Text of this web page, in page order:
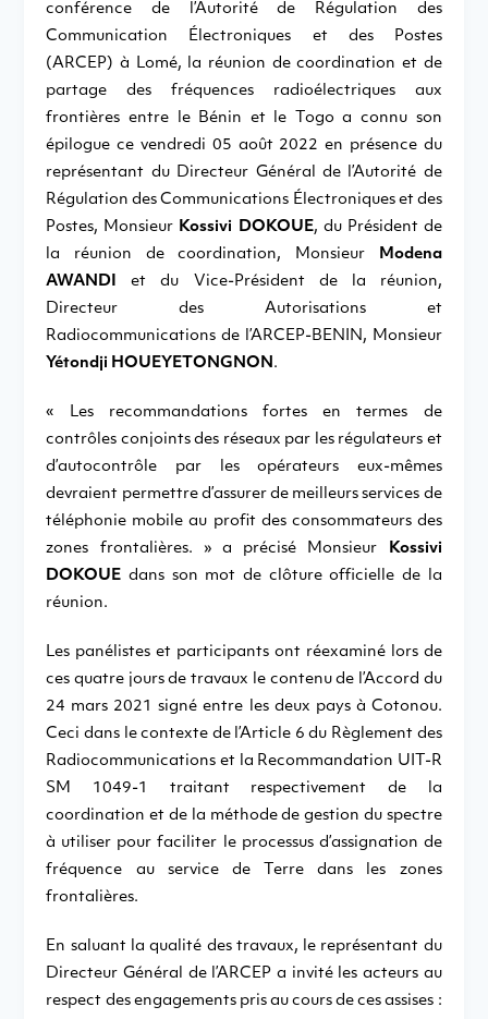
conférence de l’Autorité de Régulation des
Communication Électroniques et des Postes
(ARCEP) à Lomé, la réunion de coordination et de
partage des fréquences radioélectriques aux
frontières entre le Bénin et le Togo a connu son
épilogue ce vendredi 05 août 2022 en présence du
représentant du Directeur Général de l’Autorité de
Régulation des Communications Électroniques et des
Postes, Monsieur Kossivi DOKOUE, du Président de
la réunion de coordination, Monsieur Modena
AWANDI et du Vice-Président de la réunion,
Directeur des Autorisations et
Radiocommunications de l’ARCEP-BENIN, Monsieur
Yétondji HOUEYETONGNON.
« Les recommandations fortes en termes de
contrôles conjoints des réseaux par les régulateurs et
d’autocontrôle par les opérateurs eux-mêmes
devraient permettre d’assurer de meilleurs services de
téléphonie mobile au profit des consommateurs des
zones frontalières. » a précisé Monsieur Kossivi
DOKOUEdans son mot de clôture officielle de la
réunion.
Les panélistes et participants ont réexaminé lors de
ces quatre jours de travaux le contenu de l’Accord du
24 mars 2021 signé entre les deux pays à Cotonou.
Ceci dans le contexte de l’Article 6 du Règlement des
Radiocommunications et la Recommandation UIT-R
SM 1049-1 traitant respectivement de la
coordination et de la méthode de gestion du spectre
à utiliser pour faciliter le processus d’assignation de
fréquence au service de Terre dans les zones
frontalières.
En saluant la qualité des travaux, le représentant du
Directeur Général de l’ARCEP a invité les acteurs au
respect des engagements pris au cours de ces assises :